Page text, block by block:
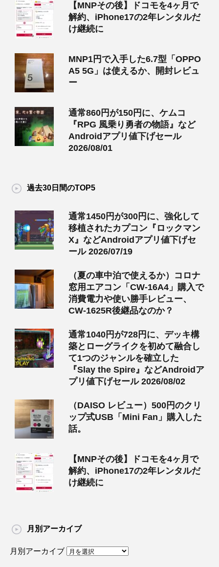
【MNPその後】ドコモを4ヶ月で
解約、iPhone17の2年レンタルだ
け継続に
MNP1円で入手した6.7型「OPPO
A5 5G」は使えるか、開封レビュ
ー
通常860円が150円に、ケムコ
『RPG 風乗り勇者の物語』など
Androidアプリ値下げセール
2026/08/01
過去30日間のTOP5
通常1450円が300円に、強化して
移植されたカプコン『ロックマン
X』などAndroidアプリ値下げセ
ール 2026/07/19
（夏の車中泊で使えるか）コロナ
窓用エアコン「CW-16A4」購入で
消費電力や使い勝手レビュー、
CW-1625R後継品なのか？
通常1040円が728円に、デッキ構
築とローグライクを初めて融合し
て1つのジャンルを確立した
『Slay the Spire』などAndroidア
プリ値下げセール 2026/08/02
（DAISO レビュー）500円のクリ
ップ式USB「Mini Fan」購入した
話。
【MNPその後】ドコモを4ヶ月で
解約、iPhone17の2年レンタルだ
け継続に
月別アーカイブ
月別アーカイブ